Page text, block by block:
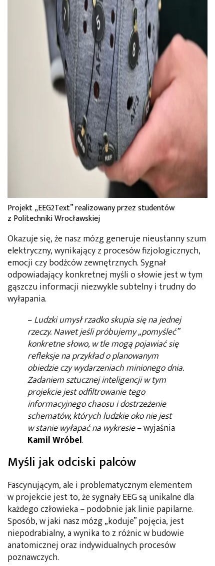
Projekt „EEG2Text” realizowany przez studentów
z Politechniki Wrocławskiej
Okazuje się, że nasz mózg generuje nieustanny szum
elektryczny, wynikający z procesów fizjologicznych,
emocji czy bodźców zewnętrznych. Sygnał
odpowiadający konkretnej myśli o słowie jest w tym
gąszczu informacji niezwykle subtelny i trudny do
wyłapania.
–Ludzki umysł rzadko skupia się na jednej
rzeczy. Nawet jeśli próbujemy „pomyśleć”
konkretne słowo, w tle mogą pojawiać się
refleksje na przykład o planowanym
obiedzie czy wydarzeniach minionego dnia.
Zadaniem sztucznej inteligencji w tym
projekcie jest odfiltrowanie tego
informacyjnego chaosu i dostrzeżenie
schematów, których ludzkie oko nie jest
w stanie wyłapać na wykresie– wyjaśnia
Kamil Wróbel.
Myśli jak odciski palców
Fascynującym, ale i problematycznym elementem
w projekcie jest to, że sygnały EEG są unikalne dla
każdego człowieka – podobnie jak linie papilarne.
Sposób, w jaki nasz mózg „koduje” pojęcia, jest
niepodrabialny, a wynika to z różnic w budowie
anatomicznej oraz indywidualnych procesów
poznawczych.